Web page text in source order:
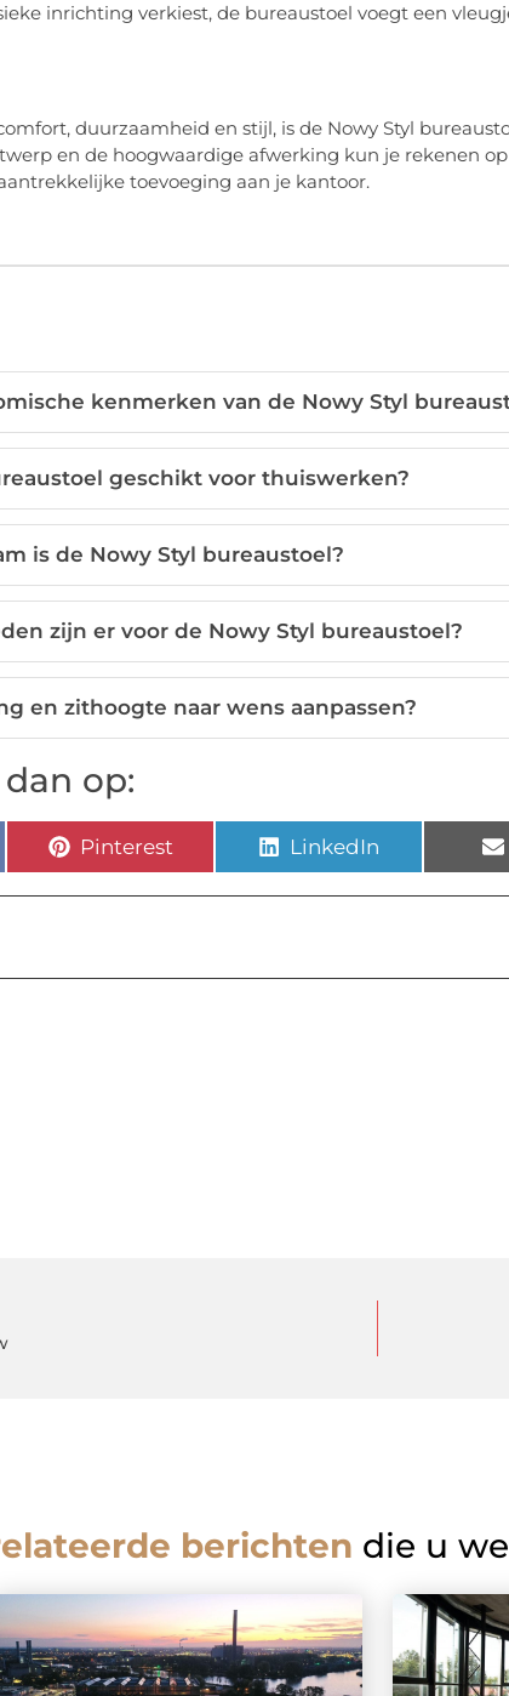
inrichting verkiest, de bureaustoel voegt een
duurzaamheid en stijl, is de Nowy Styl
en de hoogwaardige afwerking kun je rekenen
toevoeging aan je kantoor.
kenmerken van de Nowy Styl
geschikt voor thuiswerken?
is de Nowy Styl bureaustoel?
zijn er voor de Nowy Styl bureaustoel?
en zithoogte naar wens aanpassen?
op:
Pinterest LinkedIn
berichten die u